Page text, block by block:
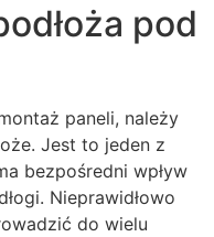
pod
paneli, należy
Jest to jeden z
bezpośredni wpływ
Nieprawidłowo
do wielu